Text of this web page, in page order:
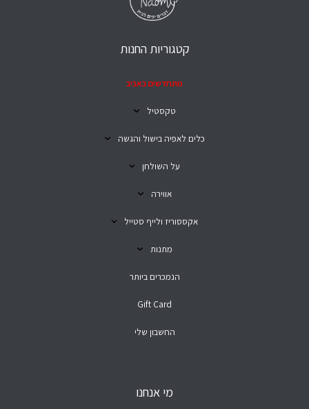
קטגוריות החנות
מתחדשים באביב
טקסטיל
כלים לאפיה בישול והגשה
על השולחן
אווירה
אקססוריז ולייף סטייל
מתנות
הנמכרים ביותר
Gift Card
החשבון שלי
מי אנחנו